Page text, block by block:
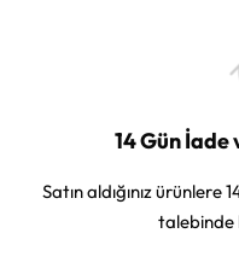
14 Gün İade
Satın aldığınız
talebinde